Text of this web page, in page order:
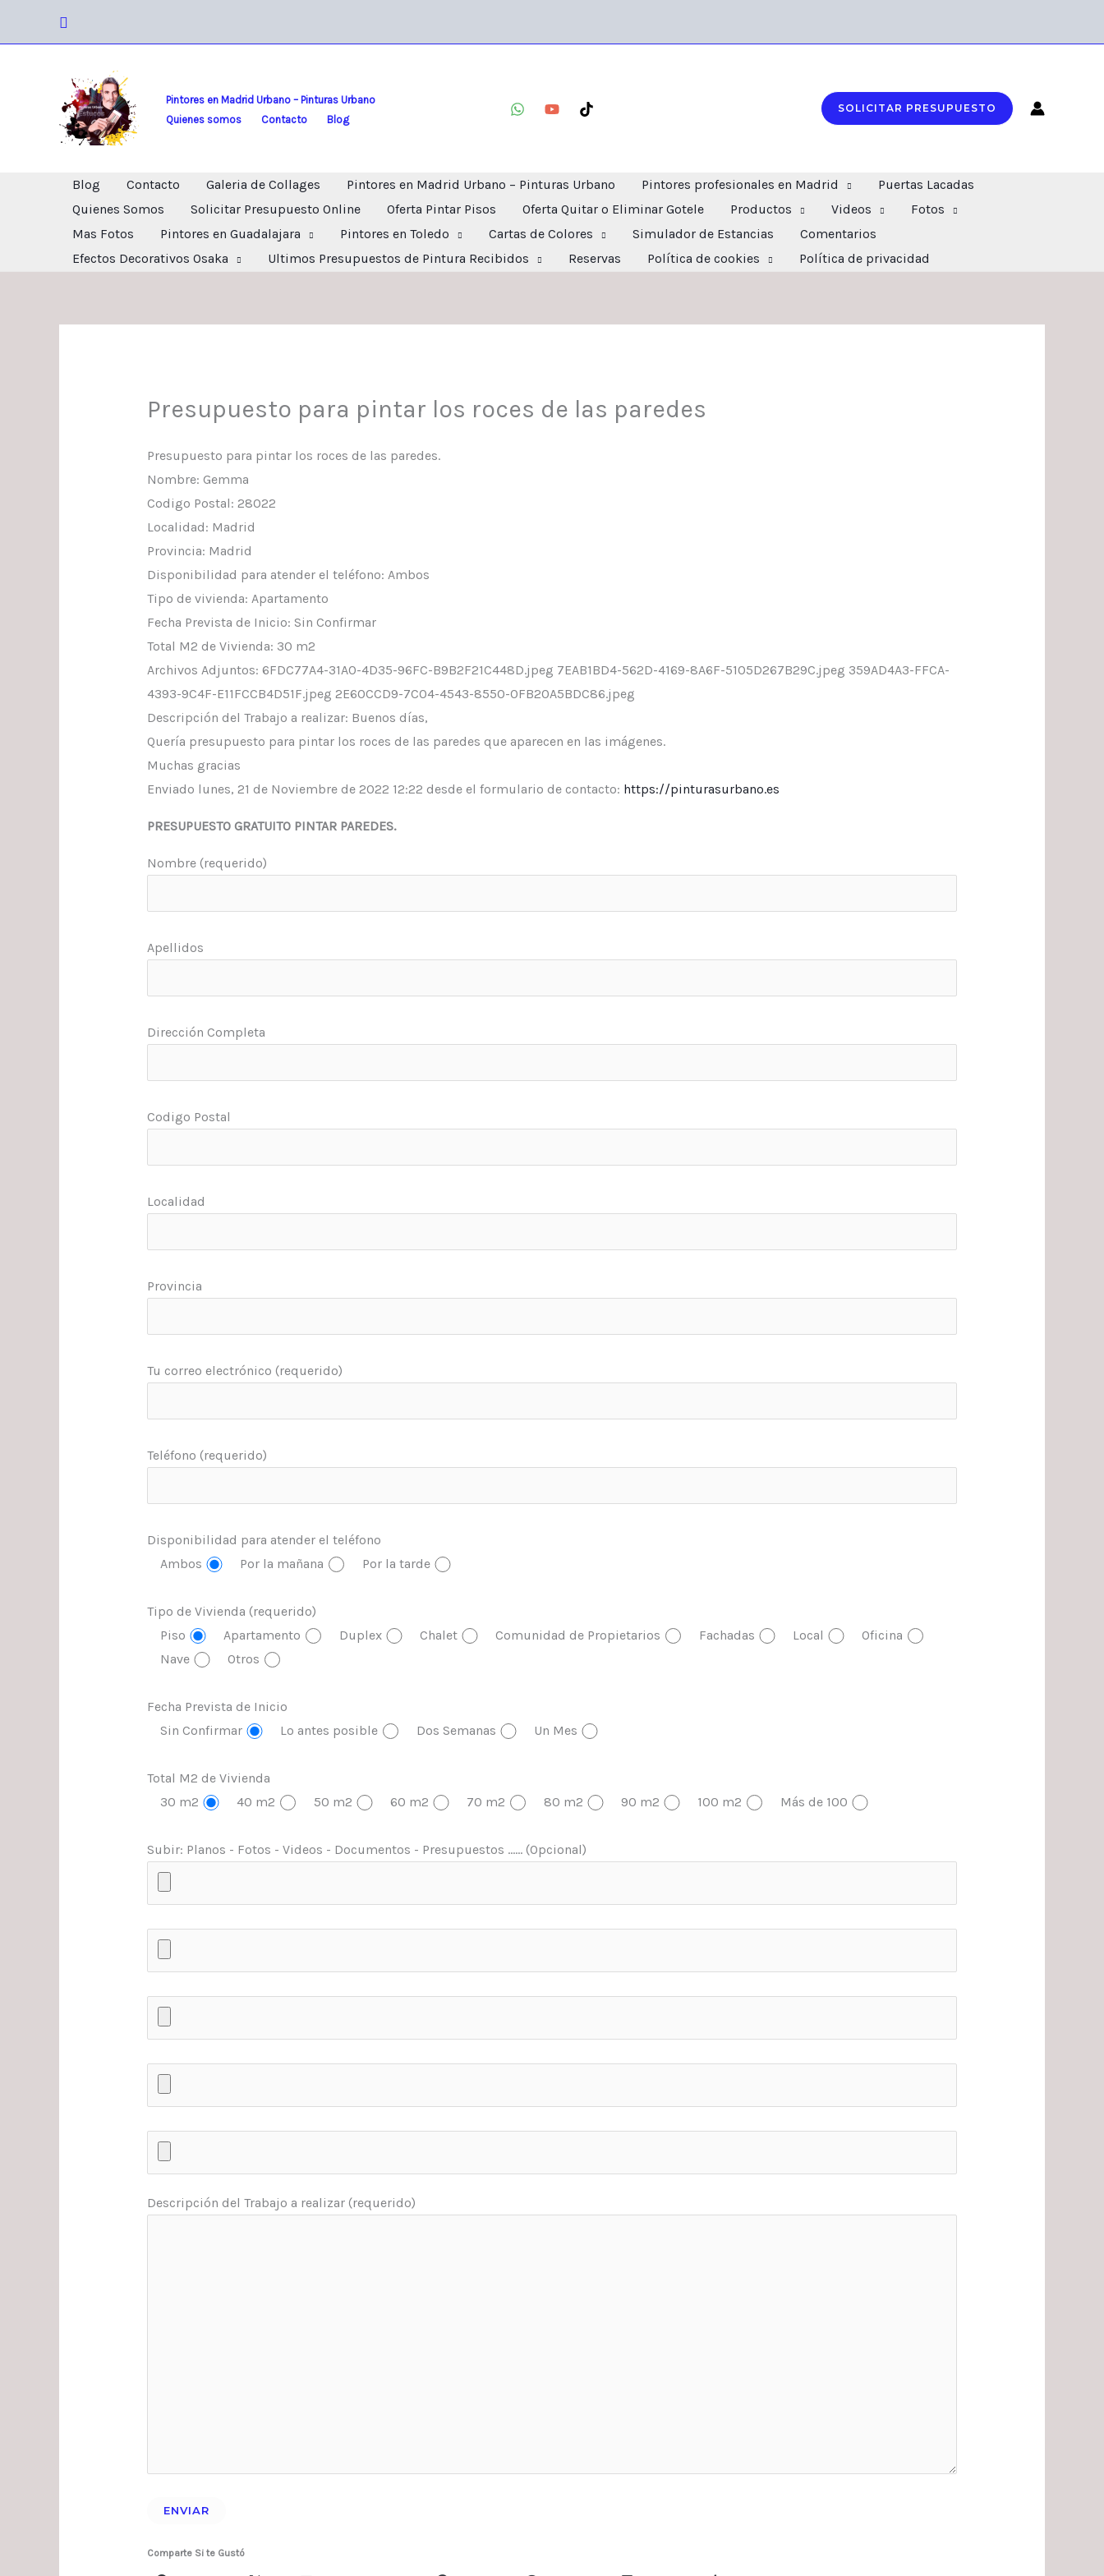
Buscar
Pintores en Madrid Urbano – Pinturas Urbano
Quienes somos
Contacto Blog
SOLICITAR PRESUPUESTO
Blog Contacto Galeria de Collages Pintores en Madrid Urbano – Pinturas Urbano Pintores profesionales en Madrid
Puertas Lacadas
Quienes Somos
Solicitar Presupuesto Online Oferta Pintar Pisos Oferta Quitar o Eliminar Gotele Productos Videos
Fotos
Mas Fotos
Pintores en Guadalajara Pintores en Toledo Cartas de Colores Simulador de Estancias
Comentarios
Efectos Decorativos Osaka
Ultimos Presupuestos de Pintura Recibidos Reservas Política de cookies Política de privacidad
Presupuesto para pintar los roces de las paredes
Presupuesto para pintar los roces de las paredes.
Nombre: Gemma
Codigo Postal: 28022
Localidad: Madrid
Provincia: Madrid
Disponibilidad para atender el teléfono: Ambos
Tipo de vivienda: Apartamento
Fecha Prevista de Inicio: Sin Confirmar
Total M2 de Vivienda: 30 m2
Archivos Adjuntos: 6FDC77A4-31A0-4D35-96FC-B9B2F21C448D.jpeg 7EAB1BD4-562D-4169-8A6F-5105D267B29C.jpeg 359AD4A3-FFCA-
4393-9C4F-E11FCCB4D51F.jpeg 2E60CCD9-7C04-4543-8550-0FB20A5BDC86.jpeg
Descripción del Trabajo a realizar: Buenos días,
Quería presupuesto para pintar los roces de las paredes que aparecen en las imágenes.
Muchas gracias
Enviado lunes, 21 de Noviembre de 2022 12:22 desde el formulario de contacto: https://pinturasurbano.es
PRESUPUESTO GRATUITO PINTAR PAREDES.
Nombre (requerido)
Apellidos
Dirección Completa
Codigo Postal
Localidad
Provincia
Tu correo electrónico (requerido)
Teléfono (requerido)
Disponibilidad para atender el teléfono
Ambos
Por la mañana Por la tarde
Tipo de Vivienda (requerido)
Piso
Apartamento Duplex Chalet Comunidad de Propietarios Fachadas Local
Oficina
Nave
Otros
Fecha Prevista de Inicio
Sin Confirmar
Lo antes posible Dos Semanas Un Mes
Total M2 de Vivienda
30 m2
40 m2 50 m2 60 m2 70 m2 80 m2 90 m2 100 m2 Más de 100
Subir: Planos - Fotos - Videos - Documentos - Presupuestos ...... (Opcional)
Descripción del Trabajo a realizar (requerido)
Comparte Si te Gustó